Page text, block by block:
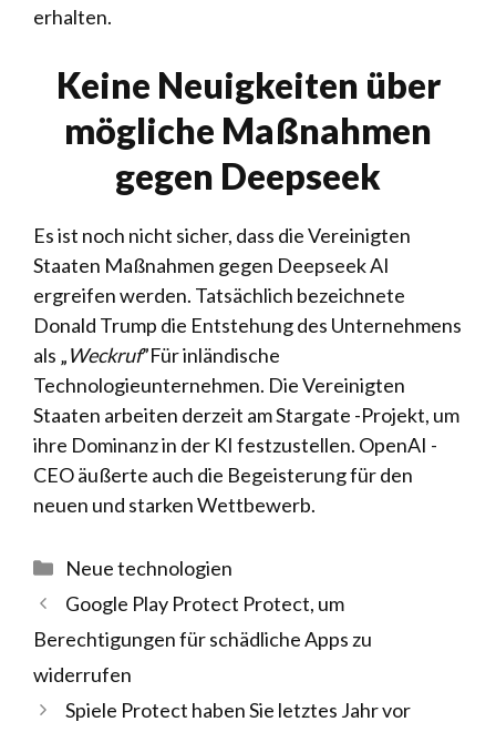
erhalten.
Keine Neuigkeiten über
mögliche Maßnahmen
gegen Deepseek
Es ist noch nicht sicher, dass die Vereinigten
Staaten Maßnahmen gegen Deepseek AI
ergreifen werden. Tatsächlich bezeichnete
Donald Trump die Entstehung des Unternehmens
als „Weckruf”Für inländische
Technologieunternehmen. Die Vereinigten
Staaten arbeiten derzeit am Stargate -Projekt, um
ihre Dominanz in der KI festzustellen. OpenAI -
CEO äußerte auch die Begeisterung für den
neuen und starken Wettbewerb.
Kategorien
Neue technologien
Google Play Protect Protect, um
Berechtigungen für schädliche Apps zu
widerrufen
Spiele Protect haben Sie letztes Jahr vor